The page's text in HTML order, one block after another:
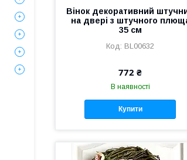
Вінок декоративний
на двері з штучного
35 см
BL00632
772 ₴
В наявності
Купити